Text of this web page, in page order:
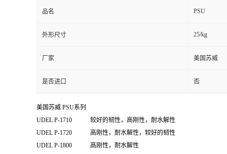
品名 PSU
外形尺寸 25/kg
厂家 美国苏威
是否进口 否
美国苏威 PSU系列
UDEL P-1710 较好的韧性，高刚性，耐水解性
UDEL P-1720 高刚性，耐水解性，较好的韧性
UDEL P-1800 高刚性，耐水解性